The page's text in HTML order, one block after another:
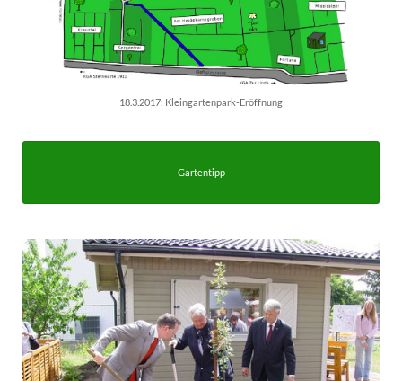
18.3.2017: Kleingartenpark-Eröffnung
Gartentipp